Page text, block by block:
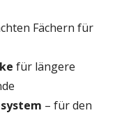
Fächern für
für längere
– für den